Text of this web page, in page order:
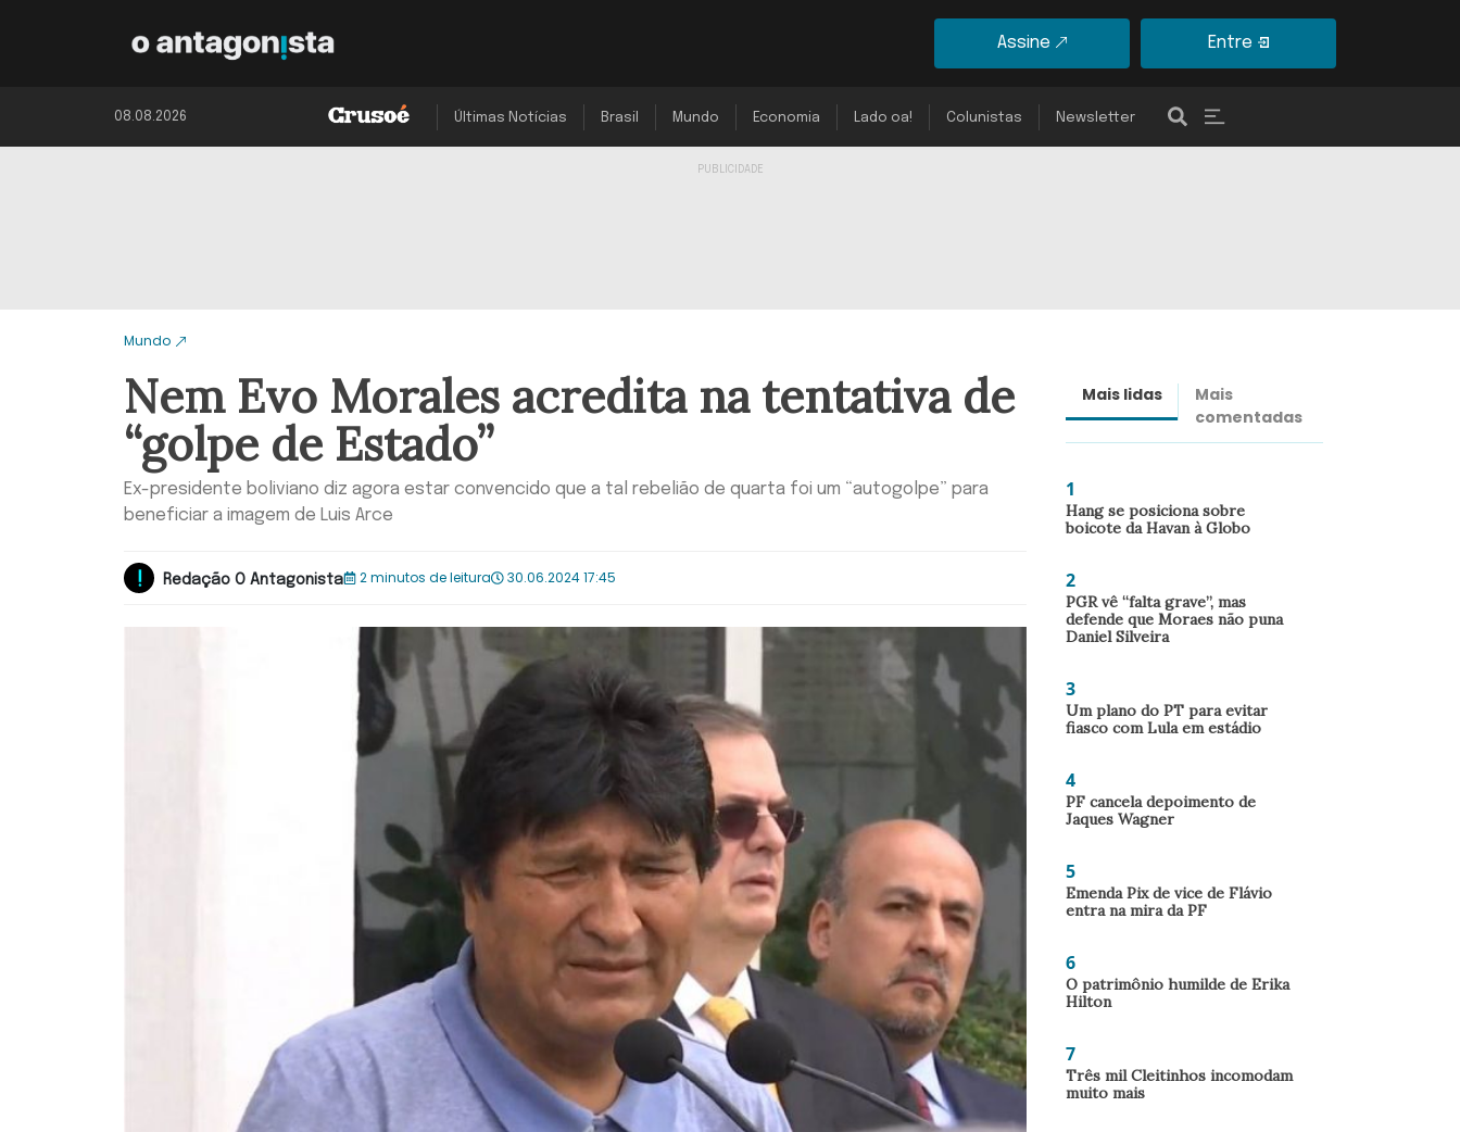
Assine Entre
08.08.2026 Últimas Notícias Brasil Mundo Economia Lado oa! Colunistas Newsletter
Mundo
Nem Evo Morales acredita na tentativa de
“golpe de Estado”
Ex-presidente boliviano diz agora estar convencido que a tal rebelião de quarta foi um “autogolpe” para
beneficiar a imagem de Luis Arce
Redação O Antagonista 2 minutos de leitura 30.06.2024 17:45
Mais lidas
Mais
comentadas
1
Hang se posiciona sobre
boicote da Havan à Globo
2
PGR vê “falta grave”, mas
defende que Moraes não puna
Daniel Silveira
3
Um plano do PT para evitar
fiasco com Lula em estádio
4
PF cancela depoimento de
Jaques Wagner
5
Emenda Pix de vice de Flávio
entra na mira da PF
6
O patrimônio humilde de Erika
Hilton
7
Três mil Cleitinhos incomodam
muito mais